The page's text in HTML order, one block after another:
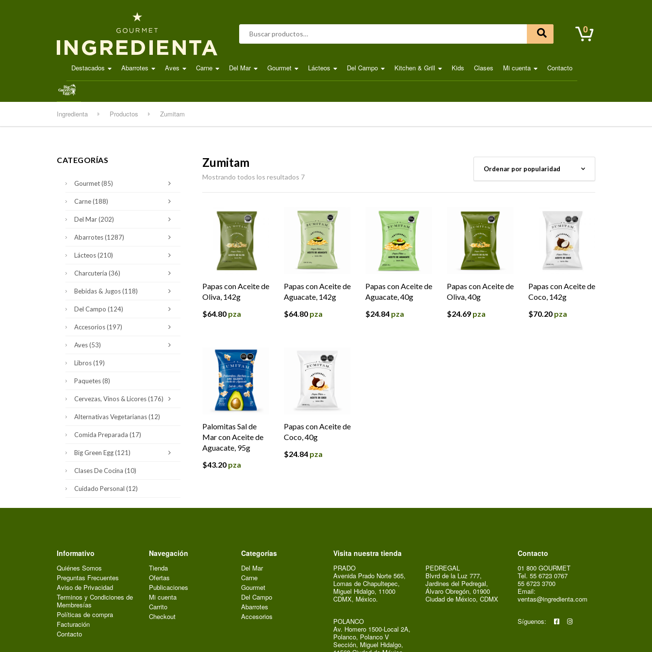
Buscar por: 0
Destacados Abarrotes Aves Carne Del Mar Gourmet Lácteos Del Campo Kitchen & Grill Kids Clases Mi cuenta Contacto
.
Ingredienta Productos Zumitam
Zumitam
Mostrando todos los resultados 7
Papas con Aceite de
Oliva, 142g
$64.80 pza
Papas con Aceite de
Aguacate, 142g
$64.80 pza
Papas con Aceite de
Aguacate, 40g
$24.84 pza
Papas con Aceite de
Oliva, 40g
$24.69 pza
Papas con Aceite de
Coco, 142g
$70.20 pza
Palomitas Sal de
Mar con Aceite de
Aguacate, 95g
$43.20 pza
Papas con Aceite de
Coco, 40g
$24.84 pza
CATEGORÍAS
Gourmet(85)
Carne(188)
Del Mar(202)
Abarrotes(1287)
Lácteos(210)
Charcutería (36)
Bebidas & Jugos(118)
Del Campo (124)
Accesorios(197)
Aves(53)
Libros(19)
Paquetes(8)
Cervezas, Vinos & Licores(176)
Alternativas Vegetarianas(12)
Comida Preparada (17)
Big Green Egg(121)
Clases De Cocina (10)
Cuidado Personal (12)
Informativo
Quiénes Somos
Preguntas Frecuentes
Aviso de Privacidad
Terminos y Condiciones de
Membresías
Políticas de compra
Facturación
Contacto
Navegación
Tienda
Ofertas
Publicaciones
Mi cuenta
Carrito
Checkout
Categorías
Del Mar
Carne
Gourmet
Del Campo
Abarrotes
Accesorios
Visita nuestra tienda
PRADO
Avenida Prado Norte 565,
Lomas de Chapultepec,
Miguel Hidalgo, 11000
CDMX, México.
POLANCO
Av. Homero 1500-Local 2A,
Polanco, Polanco V
Sección, Miguel Hidalgo,
PEDREGAL
Blvrd de la Luz 777,
Jardines del Pedregal,
Álvaro Obregón, 01900
Ciudad de México, CDMX
Contacto
01 800 GOURMET
Tel. 55 6723 0767
55 6723 3700
Email:
ventas@ingredienta.com
Síguenos: